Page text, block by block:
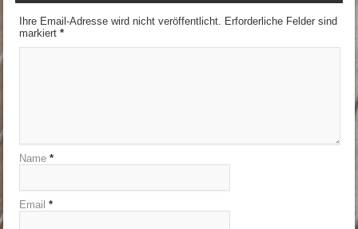
Ihre Email-Adresse wird nicht veröffentlicht. Erforderliche Felder sind
markiert *
Name *
Email *